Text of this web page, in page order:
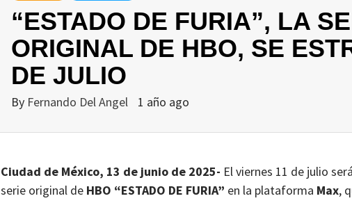
“ESTADO DE FURIA”, LA
ORIGINAL DE HBO, SE
DE JULIO
By Fernando Del Angel 1 año ago
Ciudad de México, 13 de junio de 2025- El viernes 11 de julio
serie original de HBO “ESTADO DE FURIA” en la plataforma Max,